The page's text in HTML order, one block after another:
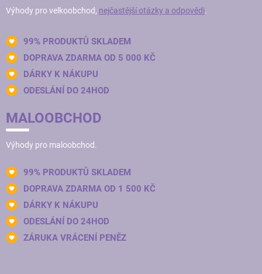
Výhody pro velkoobchod, nejčastější otázky a odpovědi.
99% PRODUKTŮ SKLADEM
DOPRAVA ZDARMA OD 5 000 KČ
DÁRKY K NÁKUPU
ODESLÁNÍ DO 24HOD
MALOOBCHOD
Výhody pro maloobchod.
99% PRODUKTŮ SKLADEM
DOPRAVA ZDARMA OD 1 500 KČ
DÁRKY K NÁKUPU
ODESLÁNÍ DO 24HOD
ZÁRUKA VRÁCENÍ PENĚZ